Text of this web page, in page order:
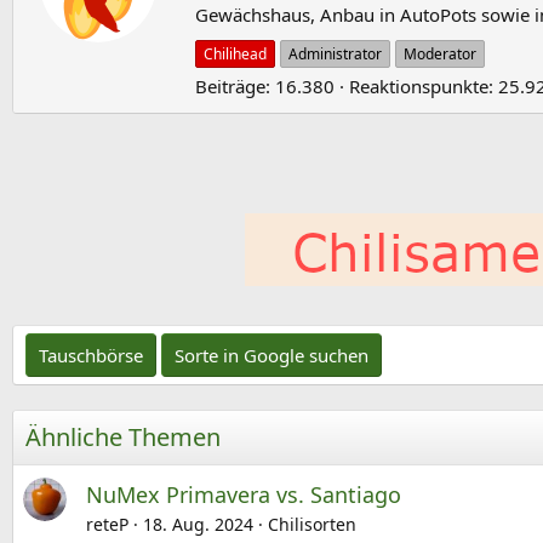
c
h
r
i
Gewächshaus, Anbau in AutoPots
Chilihead Administrator Moderator
Beiträge 16.380 Reaktionspunkte
Tauschbörse Sorte in Google suchen
Ähnliche Themen
NuMex Primavera vs. Santiago
reteP 18. Aug. 2024 Chilisorten